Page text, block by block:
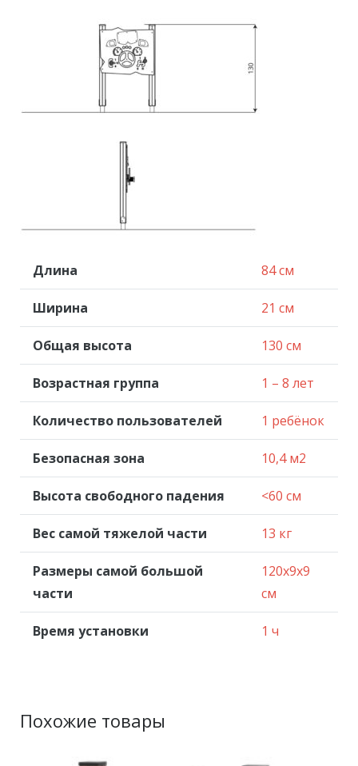
Длина 84 см
Ширина 21 см
Общая высота 130 см
Возрастная группа 1 – 8 лет
Количество пользователей 1 ребёнок
Безопасная зона 10,4 м2
Высота свободного падения <60 см
Вес самой тяжелой части 13 кг
Размеры самой большой
части
120x9x9
см
Время установки 1 ч
Похожие товары